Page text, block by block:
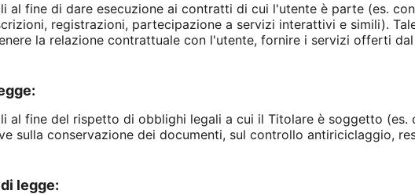
al fine di dare esecuzione ai contratti di cui l'utente è parte (es.
registrazioni, partecipazione a servizi interattivi e simili).
la relazione contrattuale con l'utente, fornire i servizi offerti
al fine del rispetto di obblighi legali a cui il Titolare è soggetto (es.
sulla conservazione dei documenti, sul controllo antiriciclaggio,
legge: